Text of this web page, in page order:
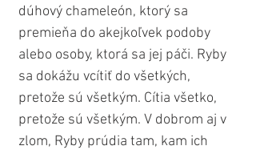
dúhový chameleón, ktorý sa
premieňa do akejkoľvek podoby
alebo osoby, ktorá sa jej páči. Ryby
sa dokážu vcítiť do všetkých,
pretože sú všetkým. Cítia všetko,
pretože sú všetkým. V dobrom aj v
zlom, Ryby prúdia tam, kam ich